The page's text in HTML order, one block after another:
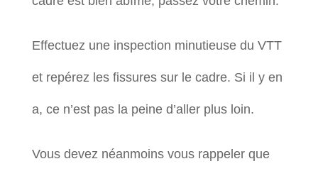
Effectuez une inspection minutieuse du VTT
et repérez les fissures sur le cadre. Si il y en
a, ce n’est pas la peine d’aller plus loin.
Vous devez néanmoins vous rappeler que